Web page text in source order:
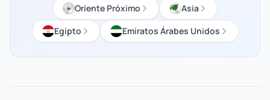
Oriente Próximo
Asia
Egipto
Emiratos Árabes Unidos